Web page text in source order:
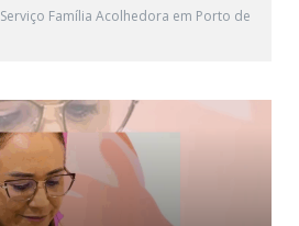
Serviço Família Acolhedora em Porto de